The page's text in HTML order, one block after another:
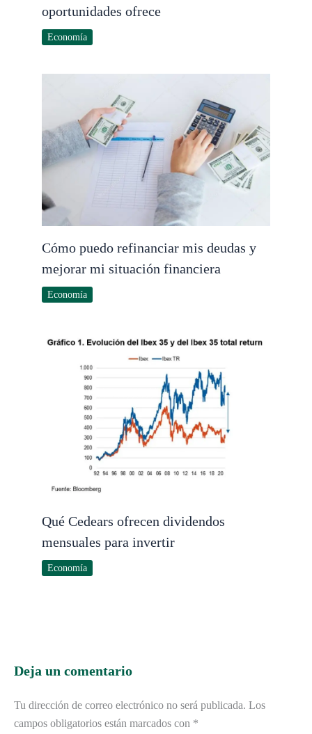
oportunidades ofrece
Economía
Cómo puedo refinanciar mis deudas y
mejorar mi situación financiera
Economía
Qué Cedears ofrecen dividendos
mensuales para invertir
Economía
Deja un comentario
Tu dirección de correo electrónico no será publicada. Los
campos obligatorios están marcados con *